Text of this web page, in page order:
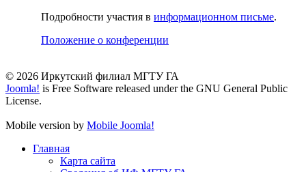
Подробности участия в информационном письме.
Положение о конференции
© 2026 Иркутский филиал МГТУ ГА
Joomla! is Free Software released under the GNU General Public
License.
Mobile version by Mobile Joomla!
Главная
Карта сайта